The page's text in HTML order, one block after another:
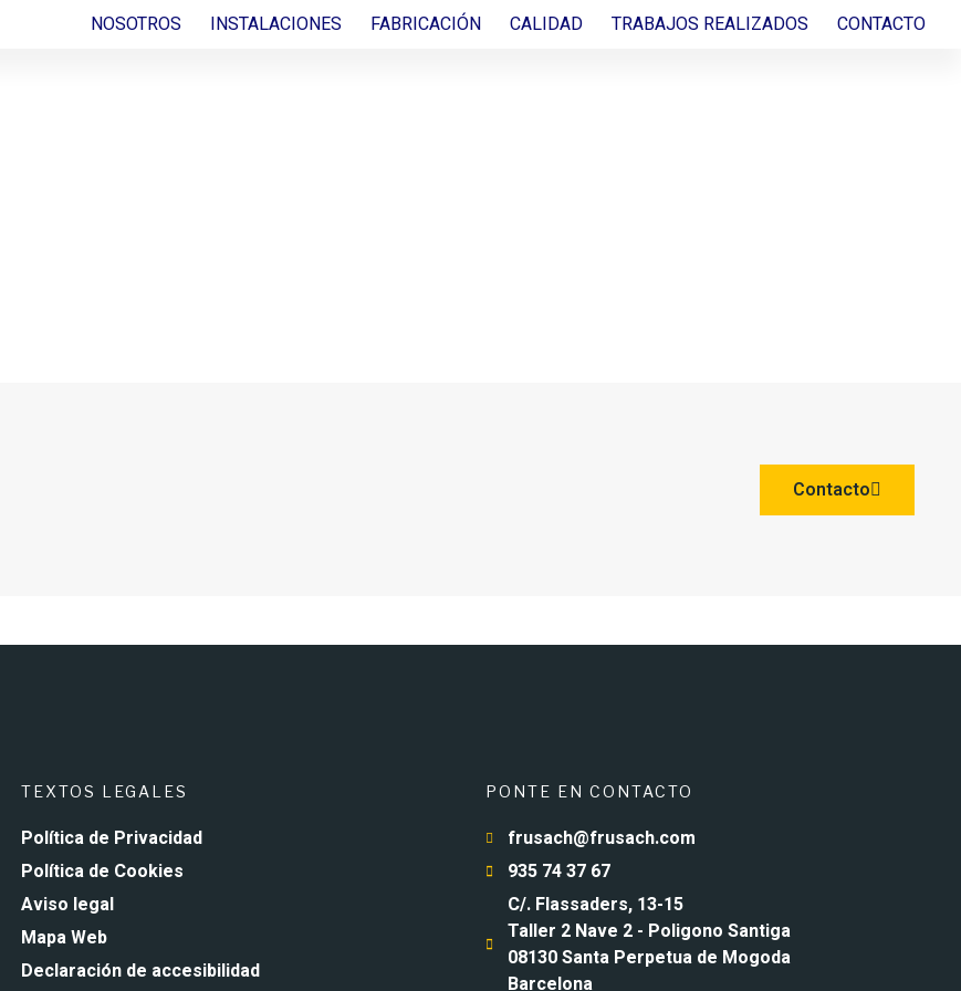
NOSOTROS INSTALACIONES FABRICACIÓN CALIDAD TRABAJOS REALIZADOS CONTACTO
Contacto
TEXTOS LEGALES
Política de Privacidad
Política de Cookies
Aviso legal
Mapa Web
Declaración de accesibilidad
PONTE EN CONTACTO
frusach@frusach.com
935 74 37 67
C/. Flassaders, 13-15
Taller 2 Nave 2 - Poligono Santiga
08130 Santa Perpetua de Mogoda
Barcelona